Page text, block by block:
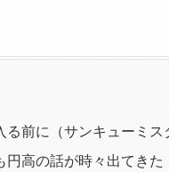
る前に（サンキューミス
円高の話が時々出てきた